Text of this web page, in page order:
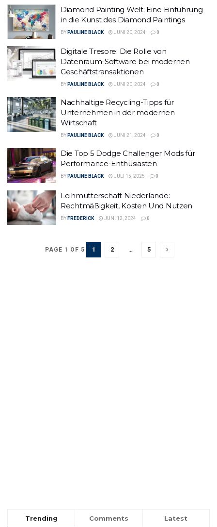
Diamond Painting Welt: Eine Einführung
in die Kunst des Diamond Paintings
BY PAULINE BLACK JUNI 20, 2024 0
Digitale Tresore: Die Rolle von
Datenraum-Software bei modernen
Geschäftstransaktionen
BY PAULINE BLACK JUNI 20, 2024 0
Nachhaltige Recycling-Tipps für
Unternehmen in der modernen
Wirtschaft
BY PAULINE BLACK JUNI 21, 2024 0
Die Top 5 Dodge Challenger Mods für
Performance-Enthusiasten
BY PAULINE BLACK JULI 15, 2025 0
Leihmutterschaft Niederlande:
Rechtmäßigkeit, Kosten Und Nutzen
BY FREDERICK JUNI 12, 2024 0
PAGE 1 OF 5 1 2 … 5
Trending Comments Latest